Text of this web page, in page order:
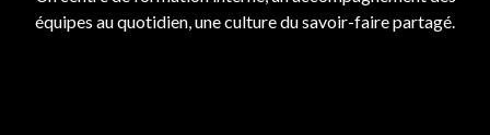
équipes au quotidien, une culture du savoir-faire partagé.